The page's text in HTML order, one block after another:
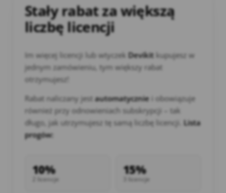
Stały rabat za większą
liczbę licencji
Im więcej licencji lub wtyczek Devikit kupujesz w
jednym zamówieniu, tym większy rabat
otrzymujesz!
Rabat naliczany jest automatycznie i obowiązuje
również przy odnowieniach subskrypcji – tak
długo, jak utrzymujesz tę samą liczbę licencji. Lista
progów:
10%
2 licencje
15%
3 licencje